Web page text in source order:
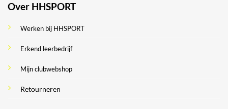
Over HHSPORT
Werken bij HHSPORT
Erkend leerbedrijf
Mijn clubwebshop
Retourneren